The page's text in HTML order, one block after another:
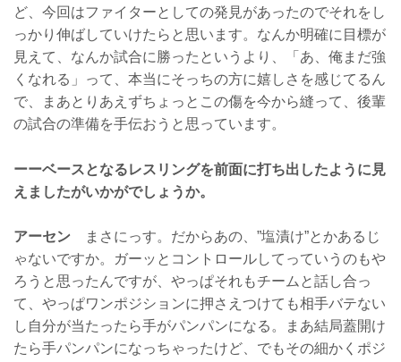
ど、今回はファイターとしての発見があったのでそれをし
っかり伸ばしていけたらと思います。なんか明確に目標が
見えて、なんか試合に勝ったというより、「あ、俺まだ強
くなれる」って、本当にそっちの方に嬉しさを感じてるん
で、まあとりあえずちょっとこの傷を今から縫って、後輩
の試合の準備を手伝おうと思っています。
ーーベースとなるレスリングを前面に打ち出したように見
えましたがいかがでしょうか。
アーセン まさにっす。だからあの、”塩漬け”とかあるじ
ゃないですか。ガーッとコントロールしてっていうのもや
ろうと思ったんですが、やっぱそれもチームと話し合っ
て、やっぱワンポジションに押さえつけても相手バテない
し自分が当たったら手がパンパンになる。まあ結局蓋開け
たら手パンパンになっちゃったけど、でもその細かくポジ